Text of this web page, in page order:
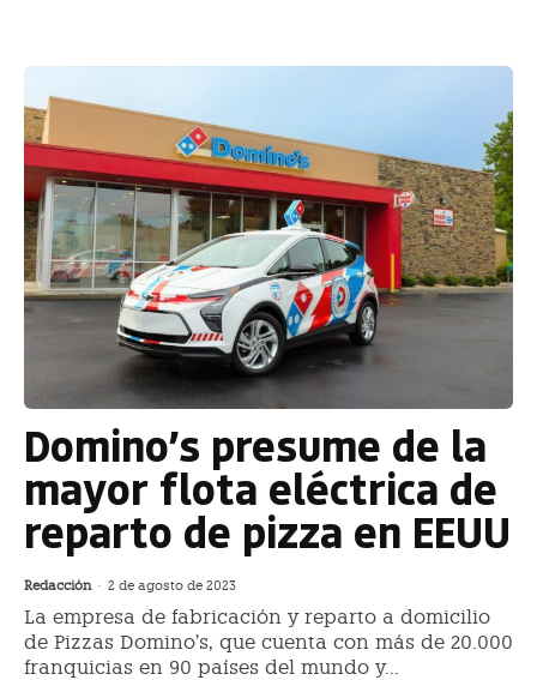
Domino’s presume de la
mayor flota eléctrica de
reparto de pizza en EEUU
Redacción - 2 de agosto de 2023
La empresa de fabricación y reparto a domicilio
de Pizzas Domino’s, que cuenta con más de 20.000
franquicias en 90 países del mundo y...